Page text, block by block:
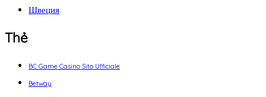
Швеция
Thẻ
BC Game Casino Sito Ufficiale
Betway